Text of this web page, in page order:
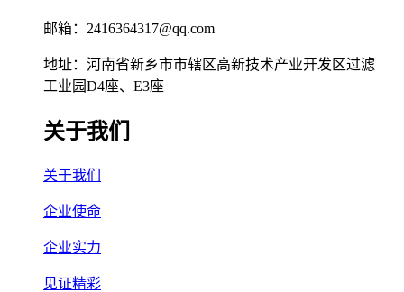
邮箱：2416364317@qq.com
地址：河南省新乡市市辖区高新技术产业开发区过滤
工业园D4座、E3座
关于我们
关于我们
企业使命
企业实力
见证精彩